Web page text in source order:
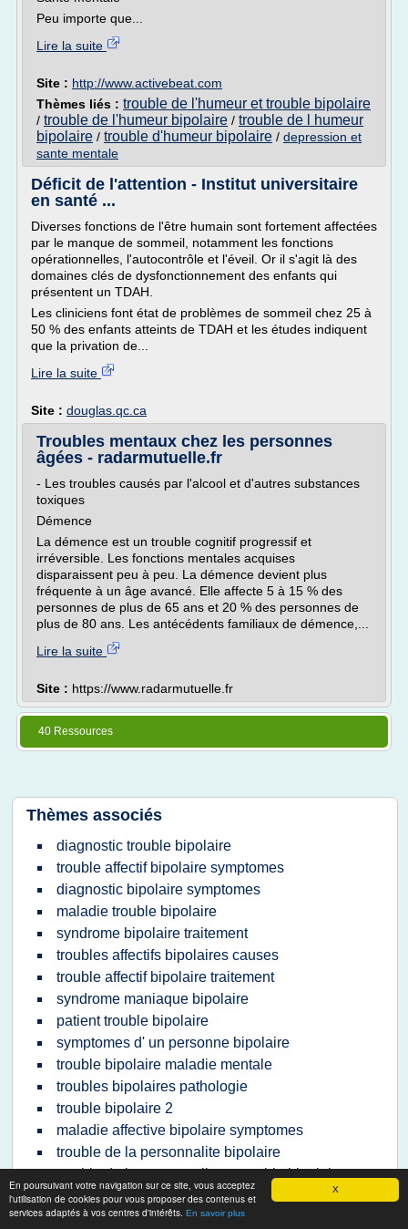
X
En poursuivant votre navigation sur ce site, vous acceptez
l'utilisation de cookies pour vous proposer des contenus et
services adaptés à vos centres d'intérêts. En savoir plus
Peu importe que...
Lire la suite
Site : http://www.activebeat.com
Thèmes liés : trouble de l'humeur et trouble bipolaire
/ trouble de l'humeur bipolaire / trouble de l humeur
bipolaire / trouble d'humeur bipolaire / depression et
sante mentale
Déficit de l'attention - Institut universitaire
en santé ...
Diverses fonctions de l'être humain sont fortement affectées
par le manque de sommeil, notamment les fonctions
opérationnelles, l'autocontrôle et l'éveil. Or il s'agit là des
domaines clés de dysfonctionnement des enfants qui
présentent un TDAH.
Les cliniciens font état de problèmes de sommeil chez 25 à
50 % des enfants atteints de TDAH et les études indiquent
que la privation de...
Lire la suite
Site : douglas.qc.ca
Troubles mentaux chez les personnes
âgées - radarmutuelle.fr
- Les troubles causés par l'alcool et d'autres substances
toxiques
Démence
La démence est un trouble cognitif progressif et
irréversible. Les fonctions mentales acquises
disparaissent peu à peu. La démence devient plus
fréquente à un âge avancé. Elle affecte 5 à 15 % des
personnes de plus de 65 ans et 20 % des personnes de
plus de 80 ans. Les antécédents familiaux de démence,...
Lire la suite
Site : https://www.radarmutuelle.fr
40 Ressources
Thèmes associés
diagnostic trouble bipolaire
trouble affectif bipolaire symptomes
diagnostic bipolaire symptomes
maladie trouble bipolaire
syndrome bipolaire traitement
troubles affectifs bipolaires causes
trouble affectif bipolaire traitement
syndrome maniaque bipolaire
patient trouble bipolaire
symptomes d' un personne bipolaire
trouble bipolaire maladie mentale
troubles bipolaires pathologie
trouble bipolaire 2
maladie affective bipolaire symptomes
trouble de la personnalite bipolaire
trouble de la personnalite et trouble bipolaire
trouble bipolaire que faire
troubles depressifs unipolaires